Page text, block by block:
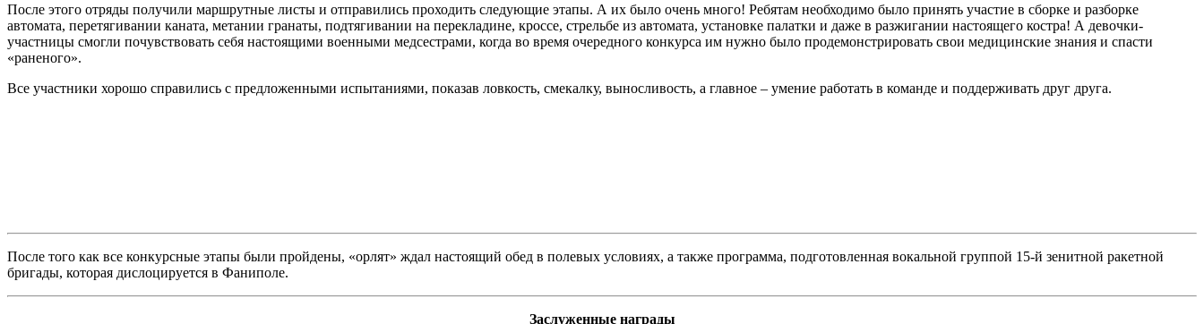
После этого отряды получили маршрутные листы и отправились проходить следующие этапы. А их было очень много! Ребятам необходимо было принять участие в сборке и разборке
автомата, перетягивании каната, метании гранаты, подтягивании на перекладине, кроссе, стрельбе из автомата, установке палатки и даже в разжигании настоящего костра! А девочки-
участницы смогли почувствовать себя настоящими военными медсестрами, когда во время очередного конкурса им нужно было продемонстрировать свои медицинские знания и спасти
«раненого».
Все участники хорошо справились с предложенными испытаниями, показав ловкость, смекалку, выносливость, а главное – умение работать в команде и поддерживать друг друга.
После того как все конкурсные этапы были пройдены, «орлят» ждал настоящий обед в полевых условиях, а также программа, подготовленная вокальной группой 15-й зенитной ракетной
бригады, которая дислоцируется в Фаниполе.
Заслуженные награды